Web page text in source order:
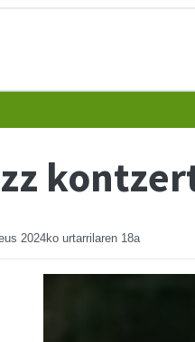
2024ko urtarrilaren 18a